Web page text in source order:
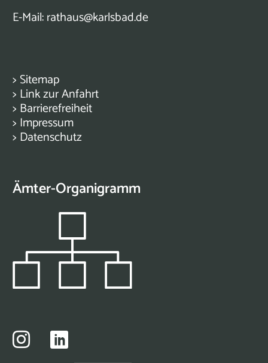
E-Mail:rathaus@karlsbad.de
> Sitemap
> Link zur Anfahrt
> Barrierefreiheit
> Impressum
> Datenschutz
Ämter-Organigramm